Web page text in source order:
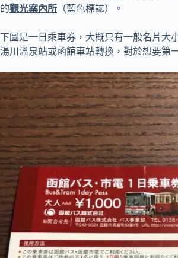
的觀光案內所 （藍色標誌）。
下圖是一日乘車券，大概只有一般名片大
湯川溫泉站或函館車站轉換，對於想要第